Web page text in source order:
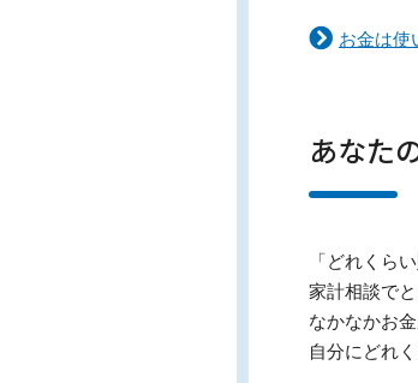
お金は使
あなた
「どれくら
家計相談で
なかなかお
自分にどれ